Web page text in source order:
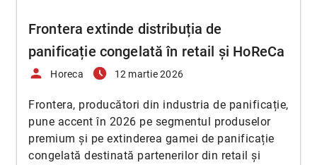
Frontera extinde distribuția de
panificație congelată în retail și HoReCa
person Horeca access_time_filled 12 martie 2026
Frontera, producători din industria de panificație,
pune accent în 2026 pe segmentul produselor
premium și pe extinderea gamei de panificație
congelată destinată partenerilor din retail și